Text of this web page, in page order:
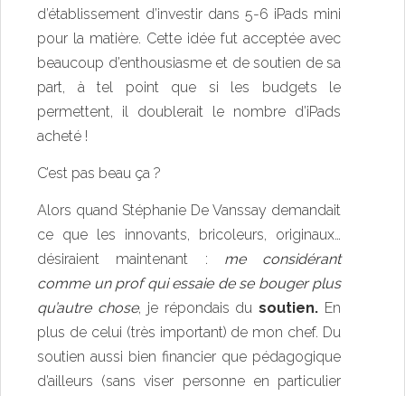
d’établissement d’investir dans 5-6 iPads mini
pour la matière. Cette idée fut acceptée avec
beaucoup d’enthousiasme et de soutien de sa
part, à tel point que si les budgets le
permettent, il doublerait le nombre d’iPads
acheté !
C’est pas beau ça ?
Alors quand Stéphanie De Vanssay demandait
ce que les innovants, bricoleurs, originaux…
désiraient maintenant : me considérant
comme un prof qui essaie de se bouger plus
qu’autre chose, je répondais dusoutien. En
plus de celui (très important) de mon chef. Du
soutien aussi bien financier que pédagogique
d’ailleurs (sans viser personne en particulier